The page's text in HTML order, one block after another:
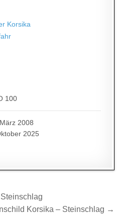
Korsika
100
2008
2025
Korsika – Steinschlag →